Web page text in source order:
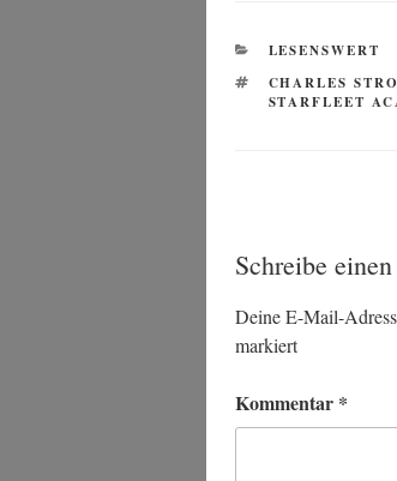
KATEGORIEN
LESENSWERT
CHARLES
STARFLEET
Schreibe
Deine E-Mail-
markiert
Kommentar *